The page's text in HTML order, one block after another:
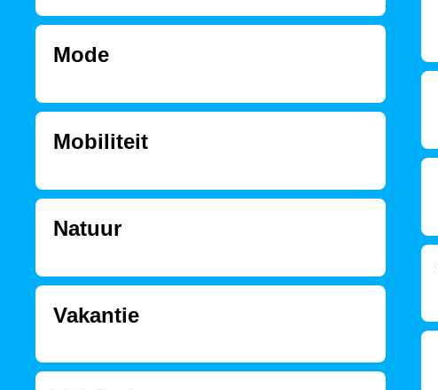
Mode
Mobiliteit
Natuur
Vakantie